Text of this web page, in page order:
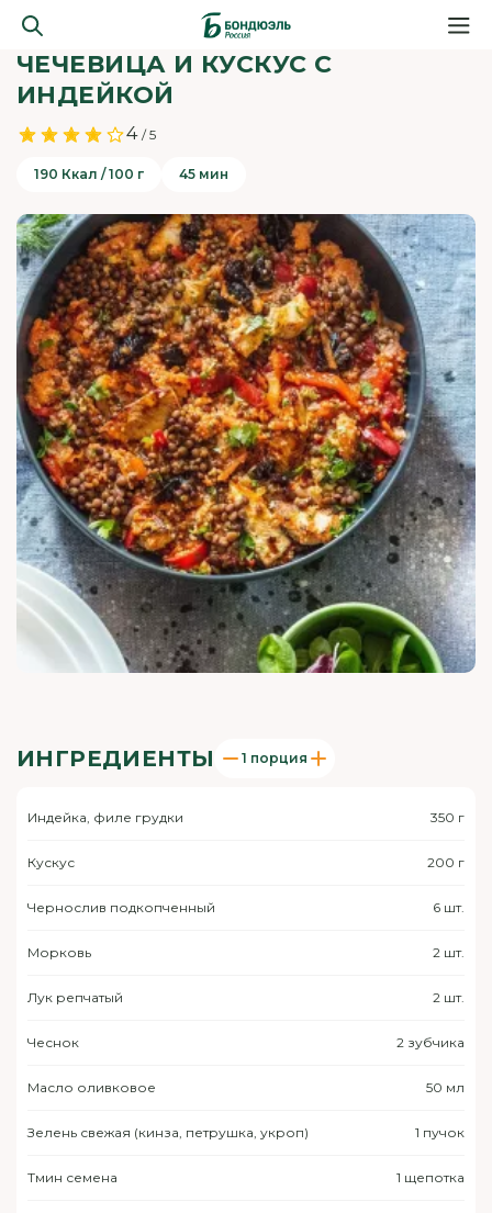
ЧЕЧЕВИЦА И КУСКУС С
ИНДЕЙКОЙ
4 / 5
190 Ккал / 100 г 45 мин
ИНГРЕДИЕНТЫ 1 порция
Индейка, филе грудки 350 г
Кускус 200 г
Чернослив подкопченный 6 шт.
Морковь 2 шт.
Лук репчатый 2 шт.
Чеснок 2 зубчика
Масло оливковое 50 мл
Зелень свежая (кинза, петрушка, укроп) 1 пучок
Тмин семена 1 щепотка